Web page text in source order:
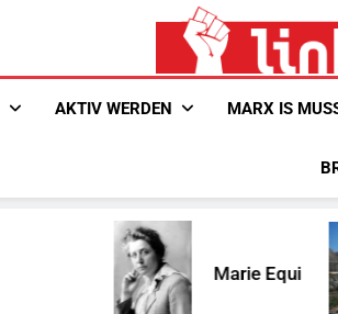
AKTIV WERDEN MARX IS
Marie Equi